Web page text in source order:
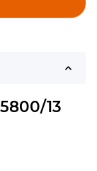
13